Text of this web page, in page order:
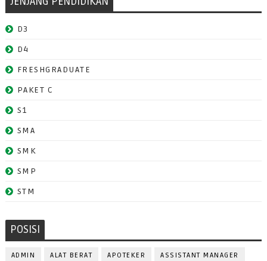
D3
D4
FRESHGRADUATE
PAKET C
S1
SMA
SMK
SMP
STM
POSISI
ADMIN ALAT BERAT APOTEKER ASSISTANT MANAGER